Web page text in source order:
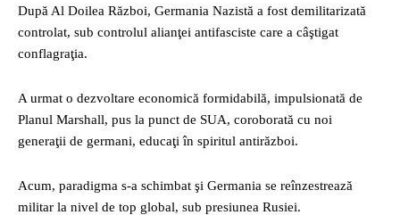
După Al Doilea Război, Germania Nazistă a fost demilitarizată
controlat, sub controlul alianţei antifasciste care a câştigat
conflagraţia.
A urmat o dezvoltare economică formidabilă, impulsionată de
Planul Marshall, pus la punct de SUA, coroborată cu noi
generaţii de germani, educaţi în spiritul antirăzboi.
Acum, paradigma s-a schimbat şi Germania se reînzestrează
militar la nivel de top global, sub presiunea Rusiei.